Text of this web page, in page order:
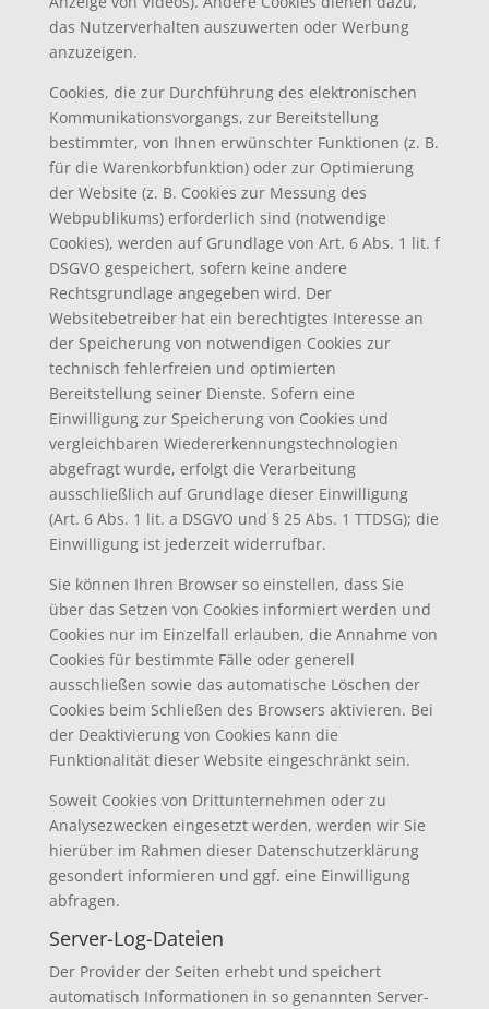
das Nutzerverhalten auszuwerten oder Werbung
anzuzeigen.
Cookies, die zur Durchführung des elektronischen
Kommunikationsvorgangs, zur Bereitstellung
bestimmter, von Ihnen erwünschter Funktionen (z. B.
für die Warenkorbfunktion) oder zur Optimierung
der Website (z. B. Cookies zur Messung des
Webpublikums) erforderlich sind (notwendige
Cookies), werden auf Grundlage von Art. 6 Abs. 1 lit. f
DSGVO gespeichert, sofern keine andere
Rechtsgrundlage angegeben wird. Der
Websitebetreiber hat ein berechtigtes Interesse an
der Speicherung von notwendigen Cookies zur
technisch fehlerfreien und optimierten
Bereitstellung seiner Dienste. Sofern eine
Einwilligung zur Speicherung von Cookies und
vergleichbaren Wiedererkennungstechnologien
abgefragt wurde, erfolgt die Verarbeitung
ausschließlich auf Grundlage dieser Einwilligung
(Art. 6 Abs. 1 lit. a DSGVO und § 25 Abs. 1 TTDSG); die
Einwilligung ist jederzeit widerrufbar.
Sie können Ihren Browser so einstellen, dass Sie
über das Setzen von Cookies informiert werden und
Cookies nur im Einzelfall erlauben, die Annahme von
Cookies für bestimmte Fälle oder generell
ausschließen sowie das automatische Löschen der
Cookies beim Schließen des Browsers aktivieren. Bei
der Deaktivierung von Cookies kann die
Funktionalität dieser Website eingeschränkt sein.
Soweit Cookies von Drittunternehmen oder zu
Analysezwecken eingesetzt werden, werden wir Sie
hierüber im Rahmen dieser Datenschutzerklärung
gesondert informieren und ggf. eine Einwilligung
abfragen.
Server-Log-Dateien
Der Provider der Seiten erhebt und speichert
automatisch Informationen in so genannten Server-